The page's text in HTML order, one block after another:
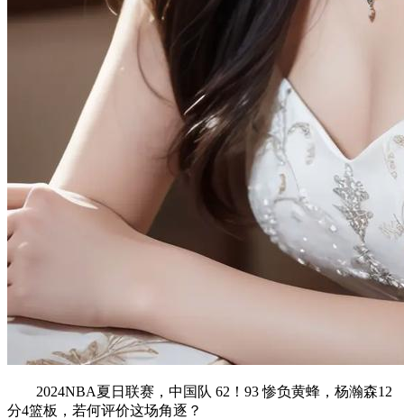
2024NBA夏日联赛，中国队 62！93 惨负黄蜂，杨瀚森12
分4篮板，若何评价这场角逐？